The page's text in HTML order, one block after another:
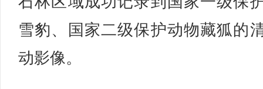
雪豹、国家二级保护动物藏狐的
动影像。